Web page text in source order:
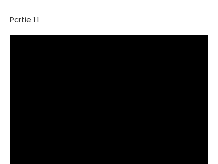
Partie 1.1